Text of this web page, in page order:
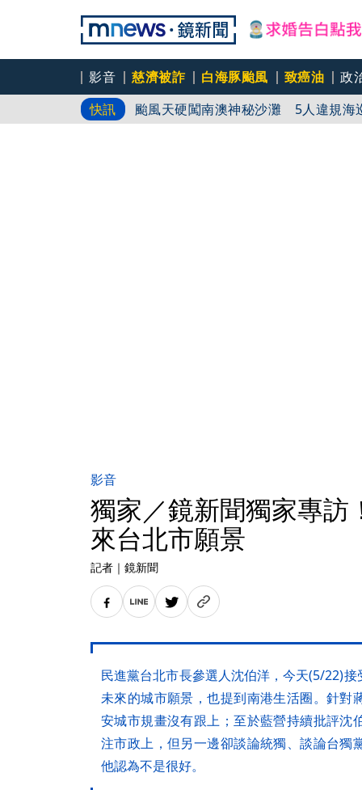
影音 慈濟被詐 白海豚颱風 致癌油
政
快訊
颱風「白海豚」變「白沙屯」！ 氣
颱風天硬闖南澳神秘沙灘 5人違規海
影音
獨家／鏡新聞獨家專
來台北市願景
記者 ｜ 鏡新聞
民進黨台北市長參選人沈伯洋，今天(5/22)
未來的城市願景，也提到南港生活圈。針對
安城市規畫沒有跟上；至於藍營持續批評沈
注市政上，但另一邊卻談論統獨、談論台獨
他認為不是很好。